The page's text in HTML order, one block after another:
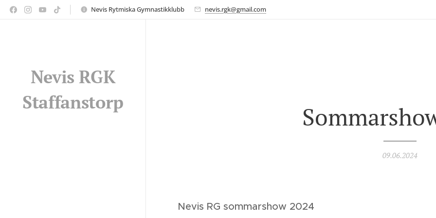
Nevis Rytmiska Gymnastikklubb nevis.rgk@gmail.com
Nevis RGK
Staffanstorp
09.06.2024
🌟Nevis RG sommarshow 2024🌟